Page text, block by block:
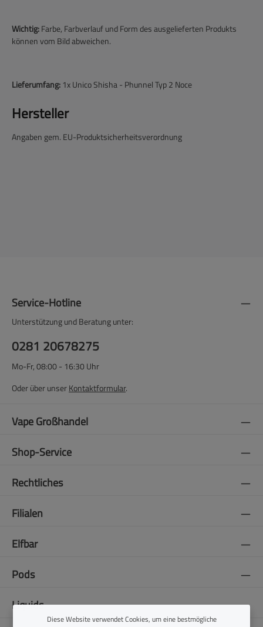
Wichtig:Farbe, Farbverlauf und Form des ausgelieferten Produkts
können vom Bild abweichen.
Lieferumfang: 1x Unico Shisha - Phunnel Typ 2 Noce
Hersteller
Angaben gem. EU-Produktsicherheitsverordnung
Service-Hotline
Unterstützung und Beratung unter:
0281 20678275
Mo-Fr, 08:00 - 16:30 Uhr
Oder über unserKontaktformular.
Vape Großhandel
Shop-Service
Rechtliches
Filialen
Elfbar
Pods
Liquids
Diese Website verwendet Cookies, um eine bestmögliche